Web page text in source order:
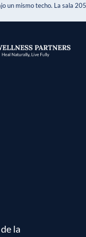
un mismo techo. La sala
la